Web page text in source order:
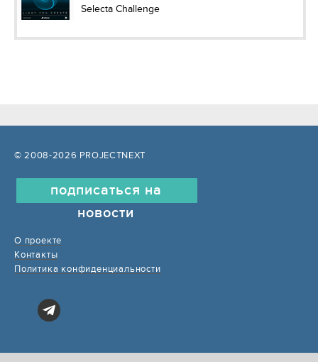
Selecta Challenge
© 2008-2026 PROJECTNEXT
подписаться на
новости
О проекте
Контакты
Политика конфиденциальности